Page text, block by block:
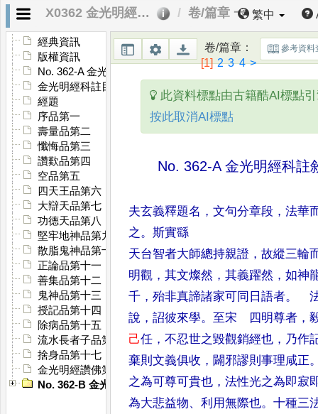
X0362 金光明經科註 卷/篇章 一 繁中
經典資訊
版權資訊
No. 362-A 金光明經科註敘
金光明經科註目次
經題
序品第一
壽量品第二
懺悔品第三
讚歎品第四
空品第五
四天王品第六
大辯天品第七
功德天品第八
堅牢地神品第九
散脂鬼神品第十
正論品第十一
善集品第十二
鬼神品第十三
授記品第十四
除病品第十五
流水長者子品第十六
捨身品第十七
金光明經讚佛第十八
No. 362-B 金光明經感應記
卷/篇章：
[1] 2 3 4 >
參考資料
此資料標點由古籍酷AI標點
按此取消AI標點
No. 362-A金光明經科註
夫玄義釋題名 ，文句分章段 ，法華
之。斯實繇
天台智者大師總持親證 ，故縱三輪
明觀 ，其文燦然 ，其義躍然 ，如神
千 ，殆非真諦諸家可同日語者。
說 ，詔彼來學。 至宋 四明尊者 ，
己任 ，不忍世之毀觀銷經也 ， 乃作
棄則文義俱收 ， 闢邪謬則事理咸正
之為可尊可貴也 ，法性光之為即寂
為大悲益物、利用無際也。十種三